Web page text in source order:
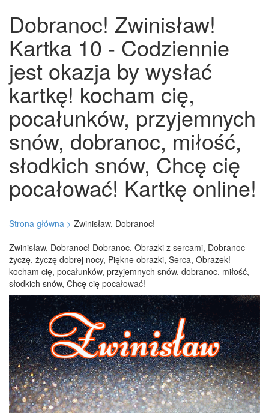
Dobranoc! Zwinisław!
Kartka 10 - Codziennie
jest okazja by wysłać
kartkę! kocham cię,
pocałunków, przyjemnych
snów, dobranoc, miłość,
słodkich snów, Chcę cię
pocałować! Kartkę online!
Strona główna > Zwinisław, Dobranoc!
Zwinisław, Dobranoc! Dobranoc, Obrazki z sercami, Dobranoc
życzę, życzę dobrej nocy, Piękne obrazki, Serca, Obrazek!
kocham cię, pocałunków, przyjemnych snów, dobranoc, miłość,
słodkich snów, Chcę cię pocałować!